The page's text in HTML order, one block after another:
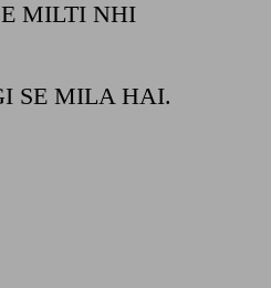
MILTI NHI
SE MILA HAI.